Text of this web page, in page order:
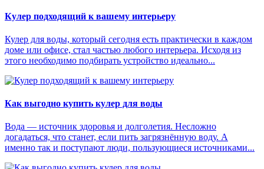
Кулер подходящий к вашему интерьеру
Кулер для воды, который сегодня есть практически в каждом
доме или офисе, стал частью любого интерьера. Исходя из
этого необходимо подбирать устройство идеально...
Как выгодно купить кулер для воды
Вода — источник здоровья и долголетия. Несложно
догадаться, что станет, если пить загрязнённую воду. А
именно так и поступают люди, пользующиеся источниками...